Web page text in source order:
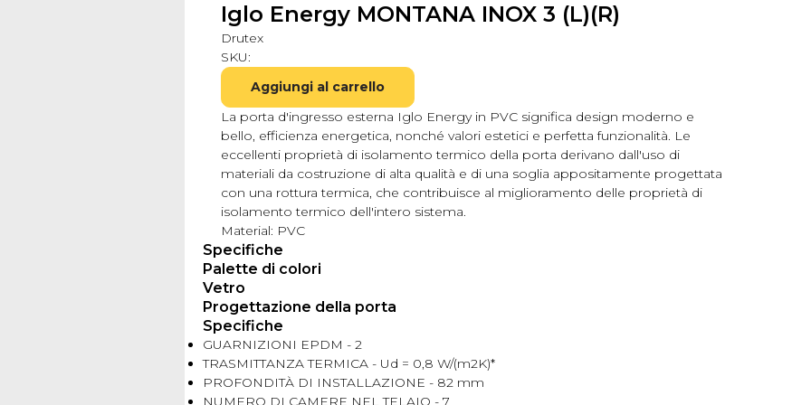
Iglo Energy MONTANA INOX 3 (L)(R)
Drutex
SKU:
Aggiungi al carrello
La porta d'ingresso esterna Iglo Energy in PVC significa design moderno e
bello, efficienza energetica, nonché valori estetici e perfetta funzionalità. Le
eccellenti proprietà di isolamento termico della porta derivano dall'uso di
materiali da costruzione di alta qualità e di una soglia appositamente progettata
con una rottura termica, che contribuisce al miglioramento delle proprietà di
isolamento termico dell'intero sistema.
Material: PVC
Specifiche
Palette di colori
Vetro
Progettazione della porta
Specifiche
GUARNIZIONI EPDM - 2
TRASMITTANZA TERMICA - Ud = 0,8 W/(m2K)*
PROFONDITÀ DI INSTALLAZIONE - 82 mm
NUMERO DI CAMERE NEL TELAIO - 7